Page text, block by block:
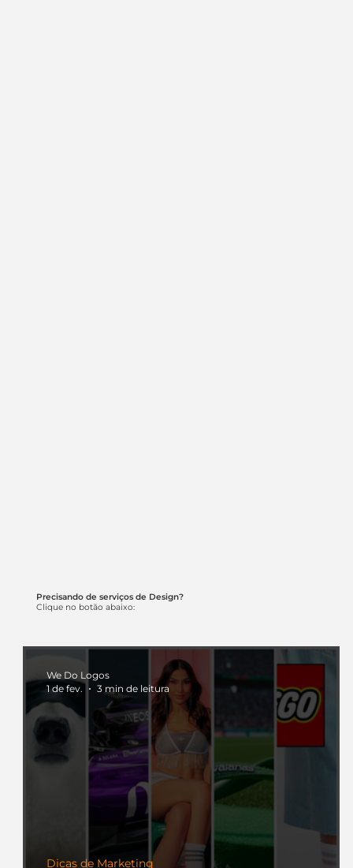
Precisando de serviços de Design?
Clique no botão abaixo:
Dicas de Marketing
We Do Logos
1 de fev.
3 min de leitura